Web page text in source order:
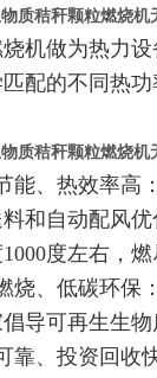
质秸秆颗粒燃烧机
机做为热力
配的不同热
质秸秆颗粒燃烧机
能、热效率高：
和自动配风
1000度左右，
烧、低碳环保：
导可再生生
靠、投资回收